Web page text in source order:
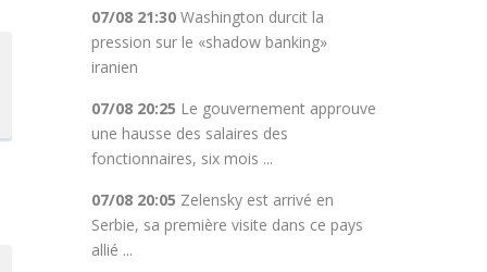
07/08 21:30Washington durcit la
pression sur le «shadow banking»
iranien
07/08 20:25 Le gouvernement approuve
une hausse des salaires des
fonctionnaires, six mois ...
07/08 20:05 Zelensky est arrivé en
Serbie, sa première visite dans ce pays
allié ...